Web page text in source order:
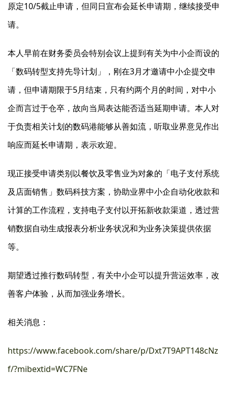
原定10/5截止申请，但同日宣布会延长申请期，继续接受申
请。
本人早前在财务委员会特别会议上提到有关为中小企而设的
「数码转型支持先导计划」，刚在3月才邀请中小企提交申
请，但申请期限于5月结束，只有约两个月的时间，对中小
企而言过于仓卒，故向当局表达能否适当延期申请。本人对
于负责相关计划的数码港能够从善如流，听取业界意见作出
响应而延长申请期，表示欢迎。
现正接受申请类别以餐饮及零售业为对象的「电子支付系统
及店面销售」数码科技方案，协助业界中小企自动化收款和
计算的工作流程，支持电子支付以开拓新收款渠道，透过营
销数据自动生成报表分析业务状况和为业务决策提供依据
等。
期望透过推行数码转型，有关中小企可以提升营运效率，改
善客户体验，从而加强业务增长。
相关消息：
https://www.facebook.com/share/p/Dxt7T9APT148cNz
f/?mibextid=WC7FNe